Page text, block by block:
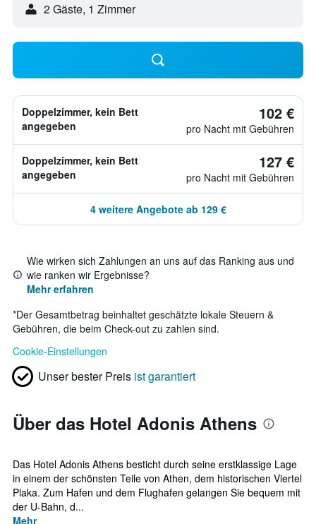
2 Gäste, 1 Zimmer
Doppelzimmer, kein Bett
angegeben
102 €
pro Nacht mit Gebühren
Doppelzimmer, kein Bett
angegeben
127 €
pro Nacht mit Gebühren
4 weitere Angebote ab 129 €
Wie wirken sich Zahlungen an uns auf das Ranking aus und
wie ranken wir Ergebnisse?
Mehr erfahren
*Der Gesamtbetrag beinhaltet geschätzte lokale Steuern &
Gebühren, die beim Check-out zu zahlen sind.
Cookie-Einstellungen
Unser bester Preis ist garantiert
Über das Hotel Adonis Athens
Das Hotel Adonis Athens besticht durch seine erstklassige Lage
in einem der schönsten Teile von Athen, dem historischen Viertel
Plaka. Zum Hafen und dem Flughafen gelangen Sie bequem mit
der U-Bahn, d...
Mehr